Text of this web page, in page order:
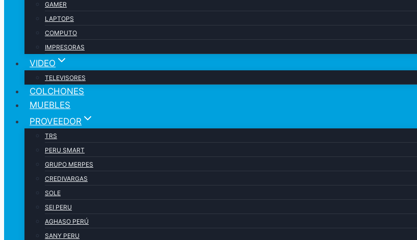
GAMER
LAPTOPS
COMPUTO
IMPRESORAS
VIDEO
TELEVISORES
COLCHONES
MUEBLES
PROVEEDOR
TRS
PERU SMART
GRUPO MERPES
CREDIVARGAS
SOLE
SEI PERU
AGHASO PERÚ
SANY PERU